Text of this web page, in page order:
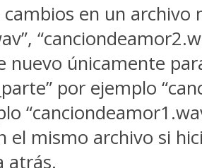
en un archivo
nuevo únicamente
por ejemplo
el mismo archivo si
atrás.